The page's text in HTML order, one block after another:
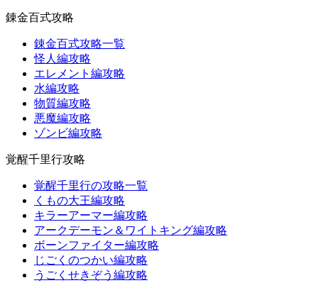
錬金百式攻略
錬金百式攻略一覧
怪人編攻略
エレメント編攻略
水編攻略
物質編攻略
悪魔編攻略
ゾンビ編攻略
覚醒千里行攻略
覚醒千里行の攻略一覧
くもの大王編攻略
キラーアーマー編攻略
アークデーモン＆ワイトキング編攻略
ボーンファイター編攻略
じごくのつかい編攻略
うごくせきぞう編攻略